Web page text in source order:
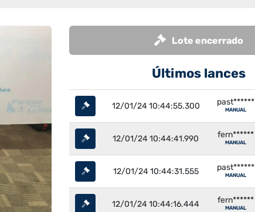
Lote encerrado
Últimos lances
12/01/24 10:44:55.300 past******
MANUAL
12/01/24 10:44:41.990 fern******
MANUAL
12/01/24 10:44:31.555 past******
MANUAL
12/01/24 10:44:16.444 fern******
MANUAL